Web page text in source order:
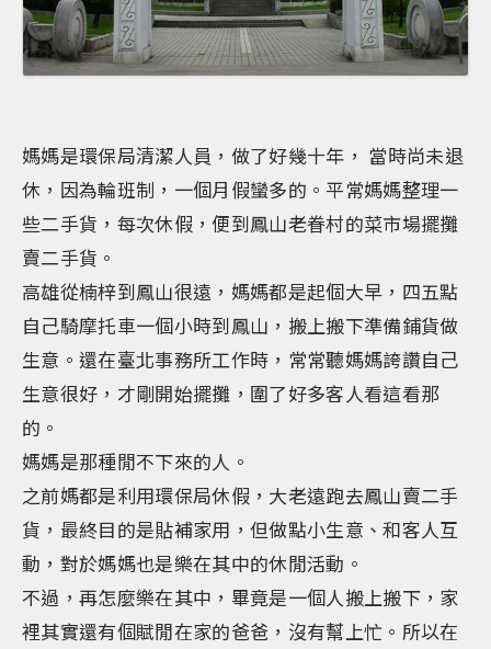
媽媽是環保局清潔人員，做了好幾十年， 當時尚未退
休，因為輪班制，一個月假蠻多的。平常媽媽整理一
些二手貨，每次休假，便到鳳山老眷村的菜市場擺攤
賣二手貨。
高雄從楠梓到鳳山很遠，媽媽都是起個大早，四五點
自己騎摩托車一個小時到鳳山，搬上搬下準備鋪貨做
生意。還在臺北事務所工作時，常常聽媽媽誇讚自己
生意很好，才剛開始擺攤，圍了好多客人看這看那
的。
媽媽是那種閒不下來的人。
之前媽都是利用環保局休假，大老遠跑去鳳山賣二手
貨，最終目的是貼補家用，但做點小生意、和客人互
動，對於媽媽也是樂在其中的休閒活動。
不過，再怎麼樂在其中，畢竟是一個人搬上搬下，家
裡其實還有個賦閒在家的爸爸，沒有幫上忙。所以在